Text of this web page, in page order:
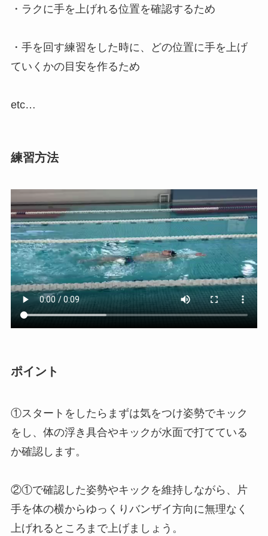
・ラクに手を上げれる位置を確認するため
・手を回す練習をした時に、どの位置に手を上げ
ていくかの目安を作るため
etc…
練習方法
ポイント
①スタートをしたらまずは気をつけ姿勢でキック
をし、体の浮き具合やキックが水面で打てている
か確認します。
②①で確認した姿勢やキックを維持しながら、片
手を体の横からゆっくりバンザイ方向に無理なく
上げれるところまで上げましょう。